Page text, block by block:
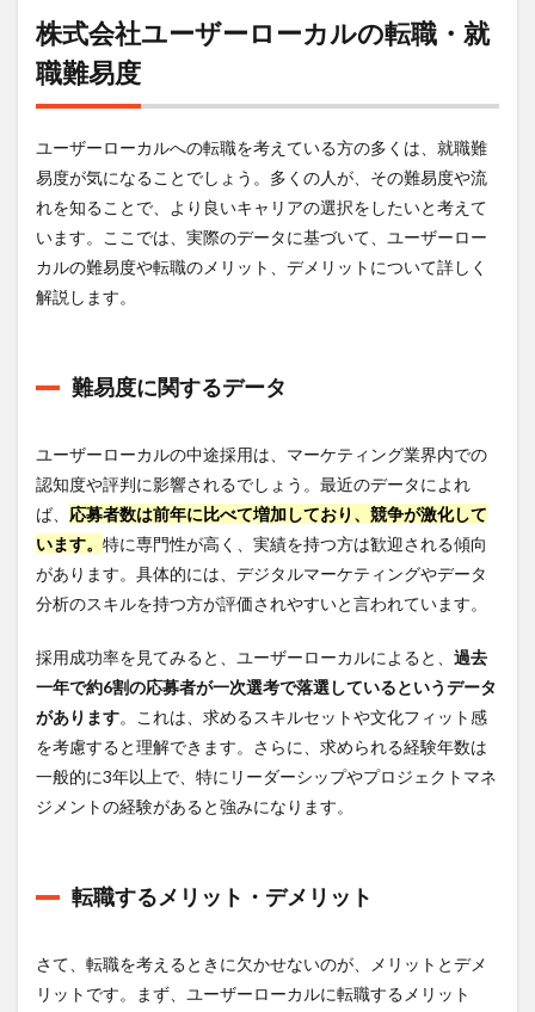
株式会社ユーザーローカルの転職・就
職難易度
ユーザーローカルへの転職を考えている方の多くは、就職難
易度が気になることでしょう。多くの人が、その難易度や流
れを知ることで、より良いキャリアの選択をしたいと考えて
います。ここでは、実際のデータに基づいて、ユーザーロー
カルの難易度や転職のメリット、デメリットについて詳しく
解説します。
難易度に関するデータ
ユーザーローカルの中途採用は、マーケティング業界内での
認知度や評判に影響されるでしょう。最近のデータによれ
ば、 応募者数は前年に比べて増加しており、競争が激化して
います。 特に専門性が高く、実績を持つ方は歓迎される傾向
があります。具体的には、デジタルマーケティングやデータ
分析のスキルを持つ方が評価されやすいと言われています。
採用成功率を見てみると、ユーザーローカルによると、 過去
一年で約6割の応募者が一次選考で落選しているというデータ
があります。これは、求めるスキルセットや文化フィット感
を考慮すると理解できます。さらに、求められる経験年数は
一般的に3年以上で、特にリーダーシップやプロジェクトマネ
ジメントの経験があると強みになります。
転職するメリット・デメリット
さて、転職を考えるときに欠かせないのが、メリットとデメ
リットです。まず、ユーザーローカルに転職するメリット